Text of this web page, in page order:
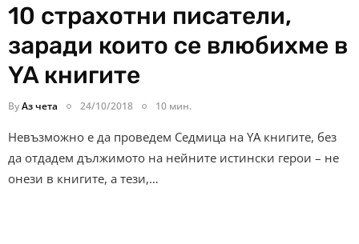
10 страхотни писатели,
заради които се влюбихме в
YA книгите
ByАз чета 24/10/2018 10 мин.
Невъзможно е да проведем Седмица на YA книгите, без
да отдадем дължимото на нейните истински герои – не
онези в книгите, а тези,…